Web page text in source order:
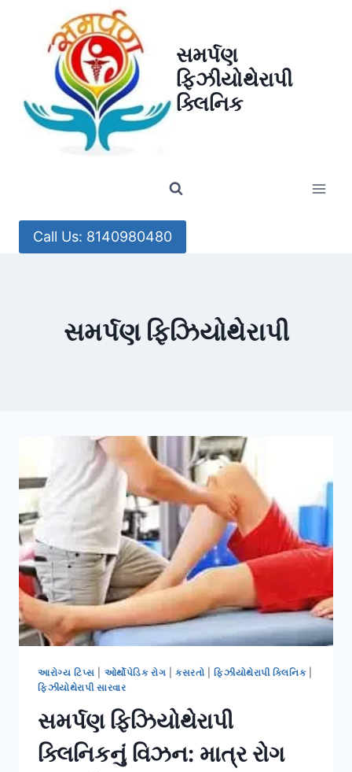
સમર્પણ
ફિઝીયોથેરાપી
ક્લિનિક
Call Us: 8140980480
સમર્પણ ફિઝિયોથેરાપી
આરોગ્ય ટિપ્સ ઓર્થોપેડિક રોગ |કસરતો |ફિઝીયોથેરાપી ક્લિનિક|
ફિઝીયોથેરાપી સારવાર
સમર્પણ ફિઝિયોથેરાપી
ક્લિનિકનું વિઝન: માત્ર રોગ